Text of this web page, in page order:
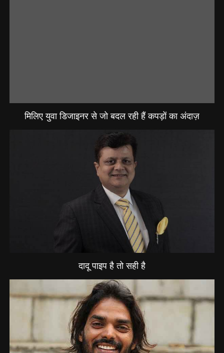
मिलिए युवा डिजाइनर से जो बदल रही हैं कपड़ों का अंदाज़
दादू पाइप है तो सही है